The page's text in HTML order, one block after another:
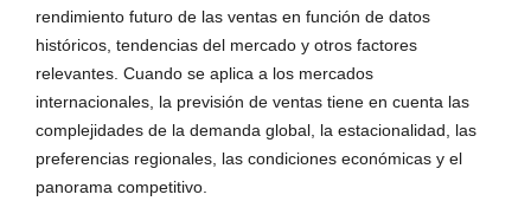
rendimiento futuro de las ventas en función de datos
históricos, tendencias del mercado y otros factores
relevantes. Cuando se aplica a los mercados
internacionales, la previsión de ventas tiene en cuenta las
complejidades de la demanda global, la estacionalidad, las
preferencias regionales, las condiciones económicas y el
panorama competitivo.